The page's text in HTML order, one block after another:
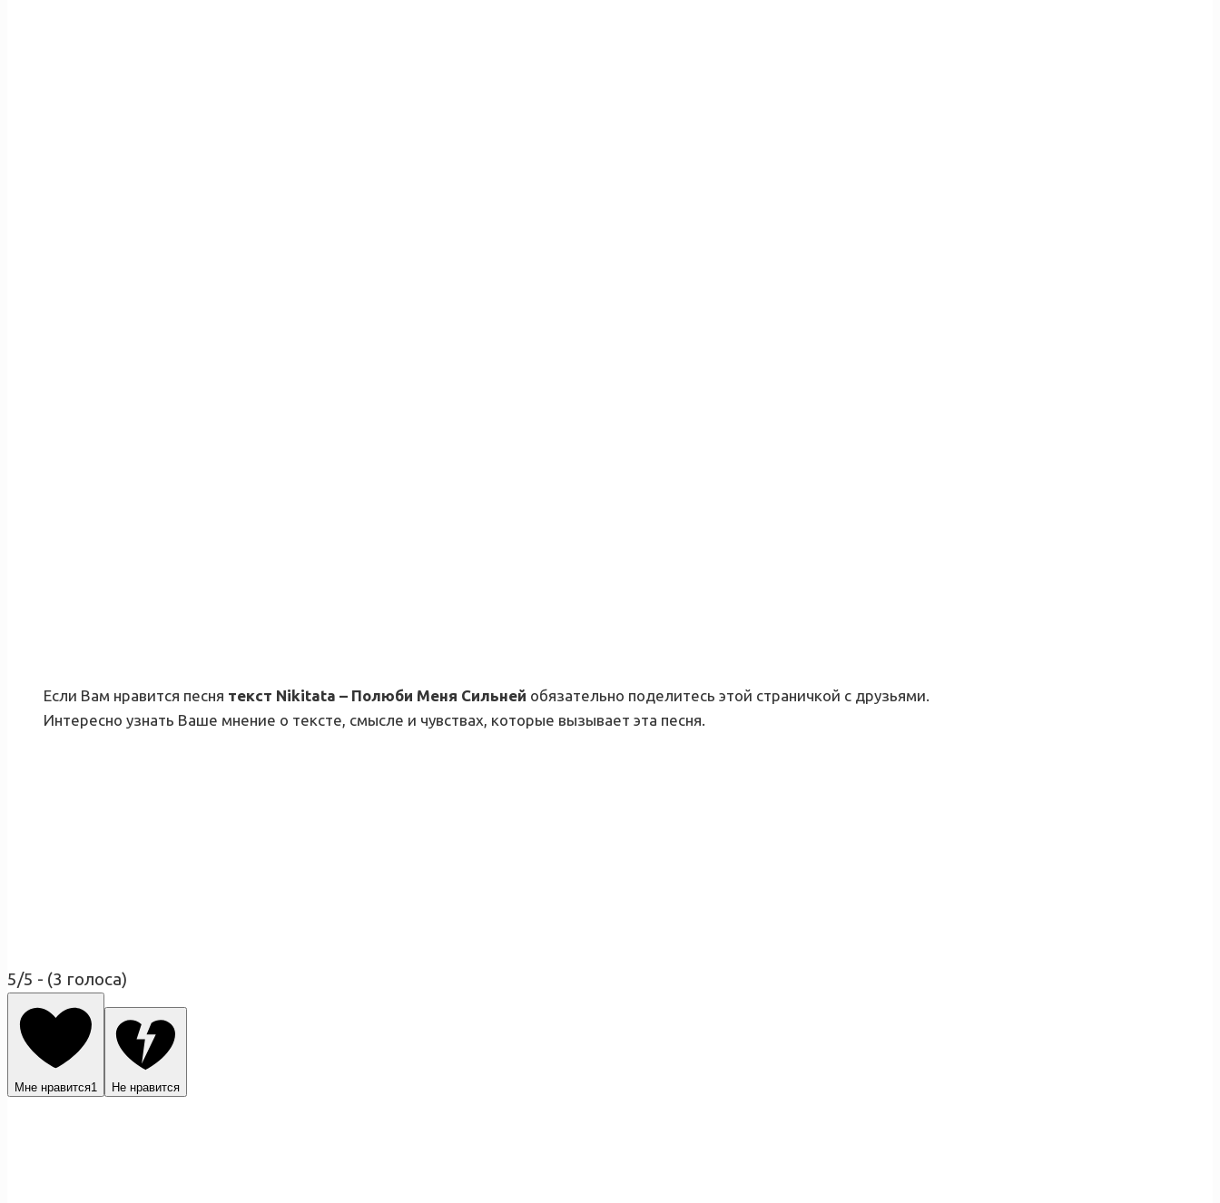
Если Вам нравится песня текст Nikitata – Полюби Меня Сильней обязательно поделитесь этой страничкой с друзьями.
Интересно узнать Ваше мнение о тексте, смысле и чувствах, которые вызывает эта песня.
5/5 - (3 голоса)
Мне нравится1 Не нравится